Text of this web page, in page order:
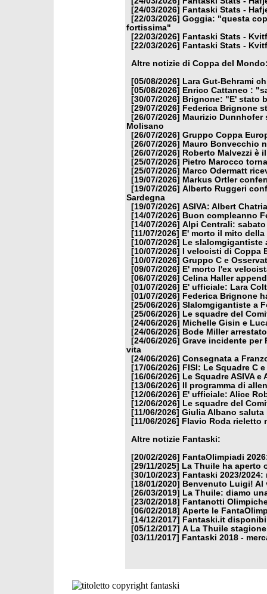
[24/03/2026]
Fantaski Stats -
[22/03/2026] Goggia: "questa
fortissima"
[22/03/2026]
Fantaski Stats -
[22/03/2026]
Fantaski Stats -
Altre notizie di Coppa del
[05/08/2026]
Lara Gut-Behrami
[05/08/2026]
Enrico Cattaneo :
[30/07/2026]
Brignone: "E' stato
[29/07/2026]
Federica Brignone
[26/07/2026] Maurizio Dunnhofer
Molisano
[26/07/2026] Gruppo Coppa
[26/07/2026] Mauro Bonvecchio
[26/07/2026]
Roberto Malvezzi è
[25/07/2026]
Pietro Marocco
[25/07/2026] Marco Odermatt
[19/07/2026] Markus Ortler
[19/07/2026] Alberto Ruggeri
Sardegna
[19/07/2026] ASIVA: Albert
[14/07/2026]
Buon compleanno
[14/07/2026] Alpi Centrali:
[11/07/2026]
E' morto il mito
[10/07/2026]
Le
[10/07/2026]
I velocisti di Coppa
[10/07/2026] Gruppo C e
[09/07/2026]
E' morto l'ex
[06/07/2026] Celina Haller
[01/07/2026]
E' ufficiale: Lara
[01/07/2026]
Federica Brignone
[25/06/2026] Slalomgigantiste a
[25/06/2026]
Le squadre del
[24/06/2026] Michelle Gisin e
[24/06/2026]
Bode Miller
[24/06/2026] Grave incidente per
vita
[24/06/2026] Consegnata a
[17/06/2026]
FISI: Le Squadre C
[16/06/2026]
Le Squadre ASIVA
[13/06/2026]
Il programma di
[12/06/2026]
E' ufficiale: Alice
[12/06/2026]
Le squadre del
[11/06/2026] Giulia Albano saluta
[11/06/2026]
Flavio Roda rieletto
Altre notizie Fantaski:
[20/02/2026]
FantaOlimpiadi
[29/11/2025]
La Thuile ha aperto
[30/10/2023]
Fantaski 2023/
[18/01/2020]
Benvenuto Luigi! Al
[26/03/2019]
La Thuile: diamo
[23/02/2018]
Fantanotti
[06/02/2018] Aperte le
[14/12/2017]
Fantaski.it
[05/12/2017] A La Thuile
[03/11/2017]
Fantaski 2018 -